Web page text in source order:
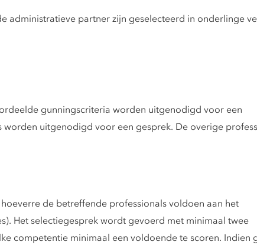
administratieve partner zijn geselecteerd in onderlinge
gunningscriteria worden uitgenodigd voor een
uitgenodigd voor een gesprek. De overige
de betreffende professionals voldoen aan het
Het selectiegesprek wordt gevoerd met minimaal twee
competentie minimaal een voldoende te scoren. Indien